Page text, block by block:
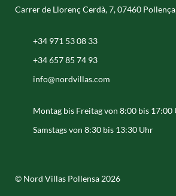
Carrer de Llorenç Cerdà, 7, 07460
+34 971 53 08 33
+34 657 85 74 93
info@nordvillas.com
Montag bis Freitag von 8:00 bis 17:00
Samstags von 8:30 bis 13:30 Uhr
© Nord Villas Pollensa 2026